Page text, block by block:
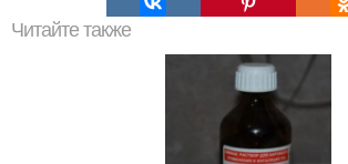
Читайте также